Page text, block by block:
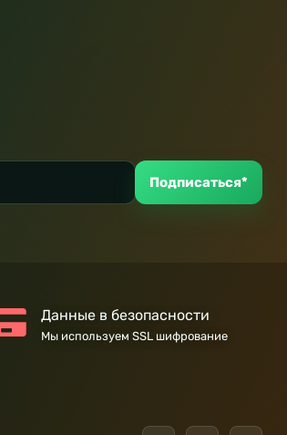
Подписаться*
Данные в безопасности
Мы используем SSL шифрование